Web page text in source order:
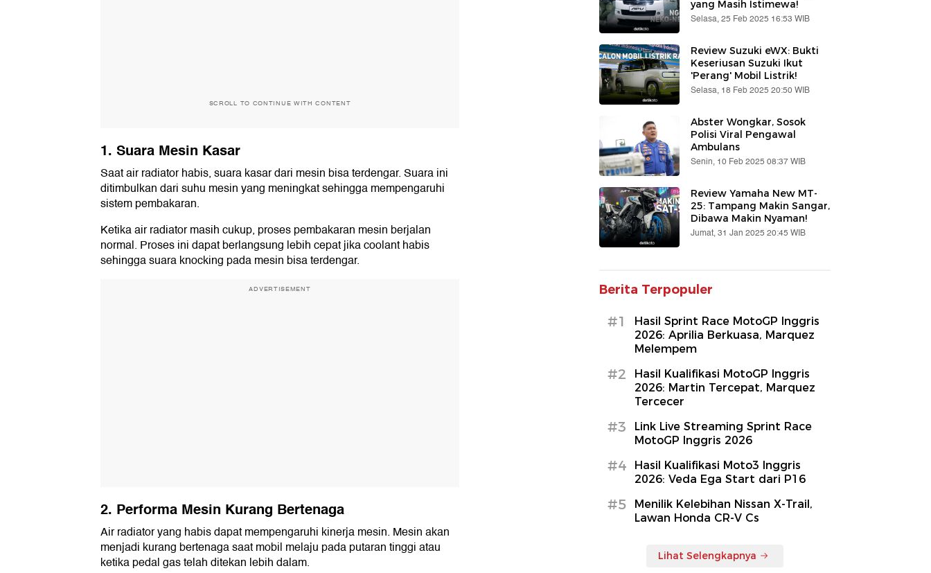
SCROLL TO CONTINUE WITH CONTENT
1. Suara Mesin Kasar
Saat air radiator habis, suara kasar dari mesin bisa terdengar. Suara ini
ditimbulkan dari suhu mesin yang meningkat sehingga mempengaruhi
sistem pembakaran.
Ketika air radiator masih cukup, proses pembakaran mesin berjalan
normal. Proses ini dapat berlangsung lebih cepat jika coolant habis
sehingga suara knocking pada mesin bisa terdengar.
ADVERTISEMENT
2. Performa Mesin Kurang Bertenaga
Air radiator yang habis dapat mempengaruhi kinerja mesin. Mesin akan
menjadi kurang bertenaga saat mobil melaju pada putaran tinggi atau
ketika pedal gas telah ditekan lebih dalam.
yang Masih Istimewa!
Selasa, 25 Feb 2025 16:53 WIB
Review Suzuki eWX: Bukti
Keseriusan Suzuki Ikut
'Perang' Mobil Listrik!
Selasa, 18 Feb 2025 20:50 WIB
Abster Wongkar, Sosok
Polisi Viral Pengawal
Ambulans
Senin, 10 Feb 2025 08:37 WIB
Review Yamaha New MT-
25: Tampang Makin Sangar,
Dibawa Makin Nyaman!
Jumat, 31 Jan 2025 20:45 WIB
Berita Terpopuler
#1
Hasil Sprint Race MotoGP Inggris
2026: Aprilia Berkuasa, Marquez
Melempem
#2
Hasil Kualifikasi MotoGP Inggris
2026: Martin Tercepat, Marquez
Tercecer
#3
Link Live Streaming Sprint Race
MotoGP Inggris 2026
#4
Hasil Kualifikasi Moto3 Inggris
2026: Veda Ega Start dari P16
#5
Menilik Kelebihan Nissan X-Trail,
Lawan Honda CR-V Cs
Lihat Selengkapnya